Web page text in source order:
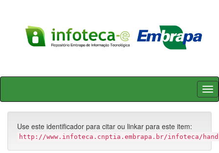
Skip
Use este identificador para citar ou linkar para este item:
http://www.infoteca.cnptia.embrapa.br/infoteca/